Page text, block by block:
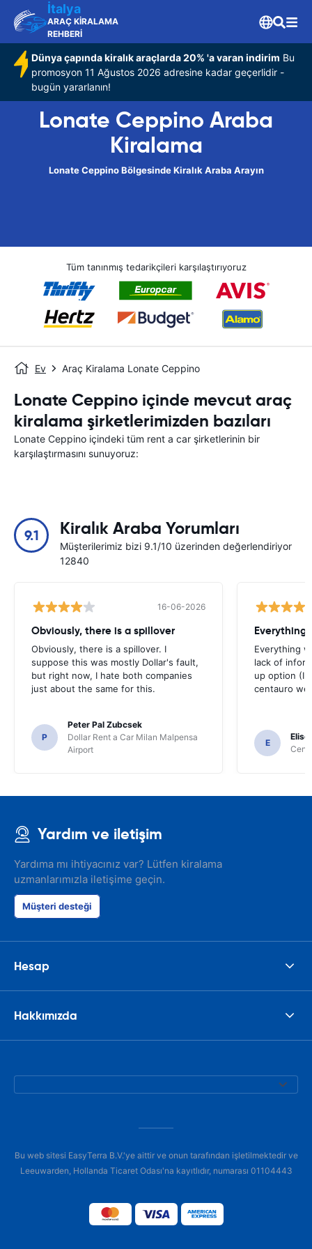
İtalya
ARAÇ KİRALAMA
REHBERİ
Dünya çapında kiralık araçlarda 20% 'a varan indirim Bu
promosyon 11 Ağustos 2026 adresine kadar geçerlidir -
bugün yararlanın!
Lonate Ceppino Araba
Kiralama
Lonate Ceppino Bölgesinde Kiralık Araba Arayın
Tüm tanınmış tedarikçileri karşılaştırıyoruz
Ev Araç Kiralama Lonate Ceppino
Lonate Ceppino içinde mevcut araç
kiralama şirketlerimizden bazıları
Lonate Ceppino içindeki tüm rent a car şirketlerinin bir
karşılaştırmasını sunuyoruz:
9.1 Kiralık Araba Yorumları
Müşterilerimiz bizi 9.1/10 üzerinden değerlendiriyor
12840
16-06-2026
Obviously, there is a spillover
Obviously, there is a spillover. I
suppose this was mostly Dollar's fault,
but right now, I hate both companies
just about the same for this.
P
Peter Pal Zubcsek
Dollar Rent a Car Milan Malpensa
Airport
Everything
Everything
lack of
up option (I
centauro
E
Yardım ve iletişim
Yardıma mı ihtiyacınız var? Lütfen kiralama
uzmanlarımızla iletişime geçin.
Müşteri desteği
Hesap
Hakkımızda
Bu web sitesi EasyTerra B.V.'ye aittir ve onun tarafından işletilmektedir ve
Leeuwarden, Hollanda Ticaret Odası'na kayıtlıdır, numarası 01104443